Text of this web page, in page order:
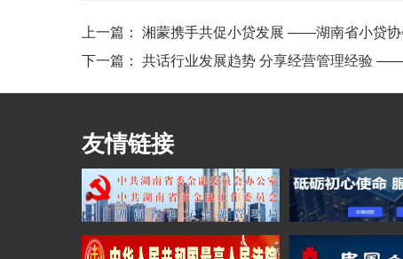
上一篇： 湘蒙携手共促小贷发展 ——湖南省小贷协
下一篇： 共话行业发展趋势 分享经营管理经验
友情链接